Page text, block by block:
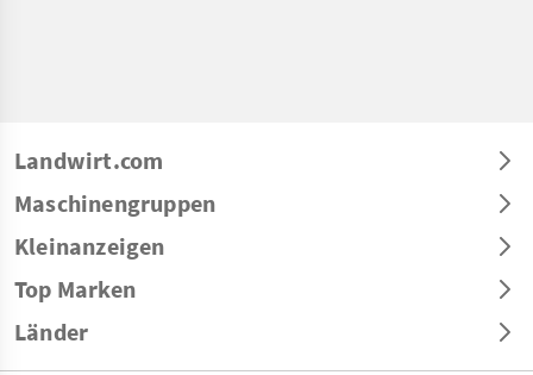
Landwirt.com
Maschinengruppen
Kleinanzeigen
Top Marken
Länder